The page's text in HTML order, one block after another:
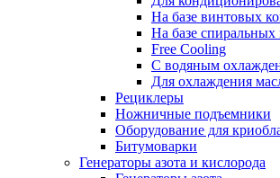
На базе винтовых
На базе спиральных
Free Cooling
С водяным
Для охлаждения
Рециклеры
Ножничные подъемники
Оборудование для
Битумоварки
Генераторы азота и кислорода